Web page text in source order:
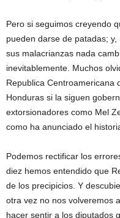
Pero si seguimos creyendo
pueden darse de patadas;
sus malacrianzas nada
inevitablemente. Muchos
Republica Centroamericana
Honduras si la siguen
extorsionadores como Mel
como ha anunciado el
Podemos rectificar los
diez hemos entendido que
de los precipicios. Y
otra vez no nos volveremos
hacer sentir a los diputados